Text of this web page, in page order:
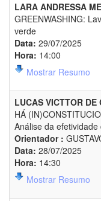
LARA ANDRESSA
GREENWASHING:
verde
Data: 29/07/2025
Hora: 14:00
Mostrar Resumo
LUCAS VICTTOR DE
HÁ
Análise da efetividade
Orientador :
Data: 28/07/2025
Hora: 14:30
Mostrar Resumo